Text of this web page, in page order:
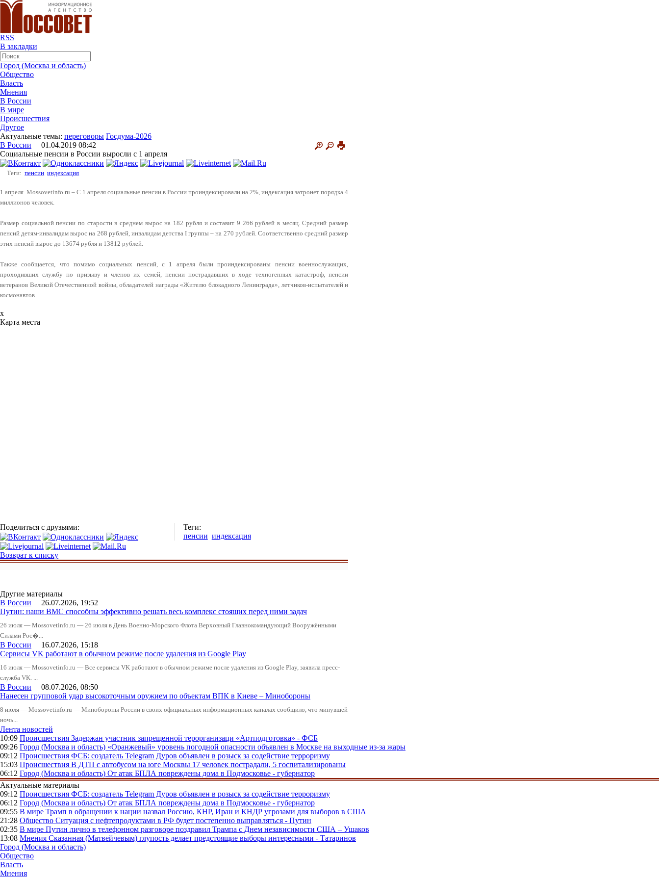
RSS
В закладки
Город (Москва и область)
Общество
Власть
Мнения
В России
В мире
Происшествия
Другое
Актуальные темы: переговоры Госдума-2026
В России 01.04.2019 08:42
Социальные пенсии в России выросли с 1 апреля
Теги: пенсии индексация
1 апреля. Mossovetinfo.ru – С 1 апреля социальные пенсии в России проиндексировали на 2%, индексация затронет порядка 4
миллионов человек.
Размер социальной пенсии по старости в среднем вырос на 182 рубля и составит 9 266 рублей в месяц. Средний размер
пенсий детям-инвалидам вырос на 268 рублей, инвалидам детства I группы – на 270 рублей. Соответственно средний размер
этих пенсий вырос до 13674 рубля и 13812 рублей.
Также сообщается, что помимо социальных пенсий, с 1 апреля были проиндексированы пенсии военнослужащих,
проходивших службу по призыву и членов их семей, пенсии пострадавших в ходе техногенных катастроф, пенсии
ветеранов Великой Отечественной войны, обладателей награды «Жителю блокадного Ленинграда», летчиков-испытателей и
космонавтов.
x
Карта места
Поделиться с друзьями:
Теги:
пенсии индексация
Возврат к списку
Другие материалы
В России 26.07.2026, 19:52
Путин: наши ВМС способны эффективно решать весь комплекс стоящих перед ними задач
26 июля — Mossovetinfo.ru — 26 июля в День Военно-Морского Флота Верховный Главнокомандующий Вооружёнными
Силами Рос�...
В России 16.07.2026, 15:18
Сервисы VK работают в обычном режиме после удаления из Google Play
16 июля — Mossovetinfo.ru — Все сервисы VK работают в обычном режиме после удаления из Google Play, заявила пресс-
служба VK. ...
В России 08.07.2026, 08:50
Нанесен групповой удар высокоточным оружием по объектам ВПК в Киеве – Минобороны
8 июля — Mossovetinfo.ru — Минобороны России в своих официальных информационных каналах сообщило, что минувшей
ночь...
Лента новостей
10:09 Происшествия Задержан участник запрещенной терорганизаци «Артподготовка» - ФСБ
09:26 Город (Москва и область) «Оранжевый» уровень погодной опасности объявлен в Москве на выходные из-за жары
09:12 Происшествия ФСБ: создатель Telegram Дуров объявлен в розыск за содействие терроризму
15:03 Происшествия В ДТП с автобусом на юге Москвы 17 человек пострадали, 5 госпитализированы
06:12 Город (Москва и область) От атак БПЛА повреждены дома в Подмосковье - губернатор
Актуальные материалы
09:12 Происшествия ФСБ: создатель Telegram Дуров объявлен в розыск за содействие терроризму
06:12 Город (Москва и область) От атак БПЛА повреждены дома в Подмосковье - губернатор
09:55 В мире Трамп в обращении к нации назвал Россию, КНР, Иран и КНДР угрозами для выборов в США
21:28 Общество Ситуация с нефтепродуктами в РФ будет постепенно выправляться - Путин
02:35 В мире Путин лично в телефонном разговоре поздравил Трампа с Днем независимости США – Ушаков
13:08 Мнения Сказанная (Матвейчевым) глупость делает предстоящие выборы интересными - Татаринов
Город (Москва и область)
Общество
Власть
Мнения